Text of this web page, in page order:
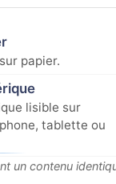
papier.
lisible sur
tablette ou
un contenu